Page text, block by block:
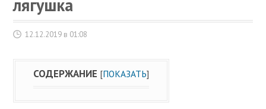
лягушка
12.12.2019 в 01:08
СОДЕРЖАНИЕ [ПОКАЗАТЬ]